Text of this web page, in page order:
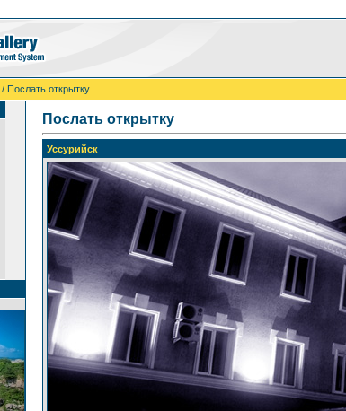
/ Послать открытку
Послать открытку
Уссурийск